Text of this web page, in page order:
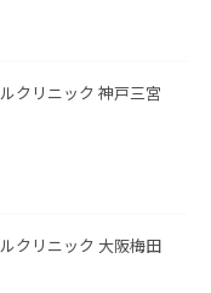
クリニック 神戸三宮
クリニック 大阪梅田